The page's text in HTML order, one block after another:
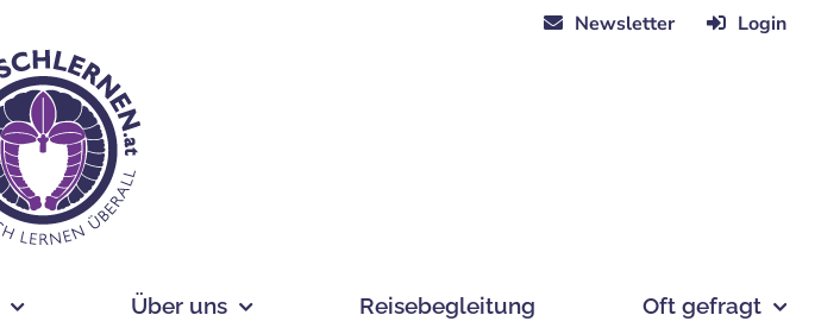
Newsletter Login
Über uns Reisebegleitung Oft gefragt